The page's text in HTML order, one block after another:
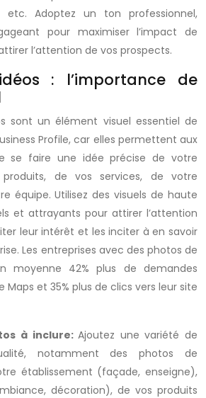
etc. Adoptez un ton professionnel,
pour maximiser l’impact de
l’attention de vos prospects.
: l’importance de
sont un élément visuel essentiel de
Profile, car elles permettent aux
se faire une idée précise de votre
de vos services, de votre
équipe. Utilisez des visuels de haute
et attrayants pour attirer l’attention
leur intérêt et les inciter à en savoir
Les entreprises avec des photos de
moyenne 42% plus de demandes
Maps et 35% plus de clics vers leur site
à inclure:Ajoutez une variété de
notamment des photos de
établissement (façade, enseigne),
décoration), de vos produits